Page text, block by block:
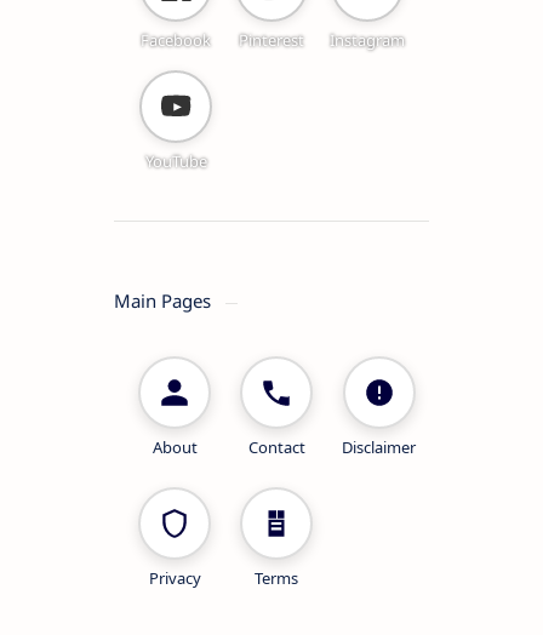
Facebook Pinterest Instagram
YouTube
Main Pages
About Contact Disclaimer
Privacy Terms